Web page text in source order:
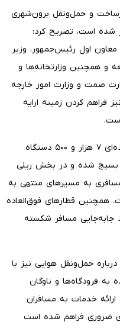
و حمل‌ونقل برون‌شهری
شده است، تصریح کرد:
اول رئیس‌جمهور، وزیر
و همچنین وزارتخانه‌ها و
صمت و وزارت امور خارجه
فراهم کردن زمینه ارایه
به گفته قربانی، در بخش حمل‌ونقل جاده‌ای ۷ هزار و ۵۰۰ دستگاه
بسیج شده و در بخش ریلی
مسافری به مسیرهای منتهی به
همچنین قطارهای فوق‌العاده
جابه‌جایی مسافر شکسته
حمل‌ونقل هوایی نیز با
به فرودگاه‌ها و ناوگان
ارائه خدمات به مسافران
ضروری فراهم شده است